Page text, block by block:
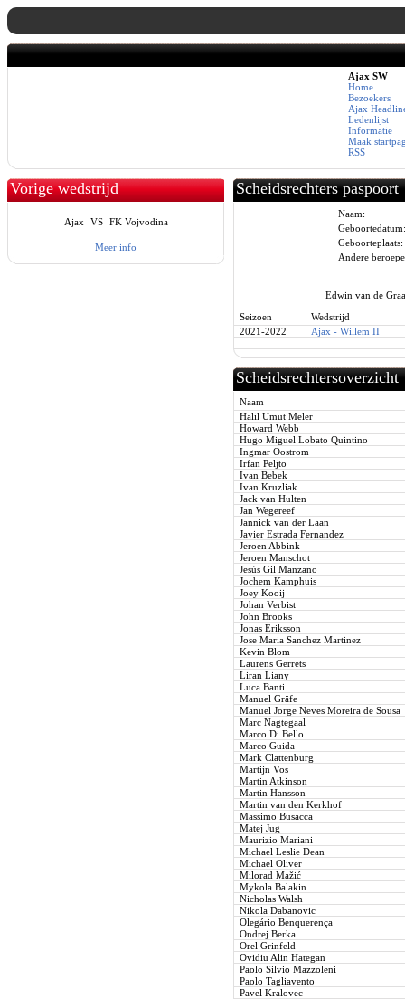
Ajax SW
Home
Bezoekers
Ajax
Ledenlijst
Informatie
Maak
RSS
Vorige wedstrijd
Ajax VS FK Vojvodina
Meer info
Scheidsrechters paspoort
Naam:
Geboortedatum:
Geboorteplaats:
Andere
Edwin van de
Seizoen
Wedstrijd
2021-2022
Ajax - Willem II
Scheidsrechtersoverzicht
Naam
Halil Umut Meler
Howard Webb
Hugo Miguel Lobato Quintino
Ingmar Oostrom
Irfan Peljto
Ivan Bebek
Ivan Kruzliak
Jack van Hulten
Jan Wegereef
Jannick van der Laan
Javier Estrada Fernandez
Jeroen Abbink
Jeroen Manschot
Jesús Gil Manzano
Jochem Kamphuis
Joey Kooij
Johan Verbist
John Brooks
Jonas Eriksson
Jose Maria Sanchez Martinez
Kevin Blom
Laurens Gerrets
Liran Liany
Luca Banti
Manuel Gräfe
Manuel Jorge Neves Moreira de Sousa
Marc Nagtegaal
Marco Di Bello
Marco Guida
Mark Clattenburg
Martijn Vos
Martin Atkinson
Martin Hansson
Martin van den Kerkhof
Massimo Busacca
Matej Jug
Maurizio Mariani
Michael Leslie Dean
Michael Oliver
Milorad Mažić
Mykola Balakin
Nicholas Walsh
Nikola Dabanovic
Olegário Benquerença
Ondrej Berka
Orel Grinfeld
Ovidiu Alin Hategan
Paolo Silvio Mazzoleni
Paolo Tagliavento
Pavel Kralovec